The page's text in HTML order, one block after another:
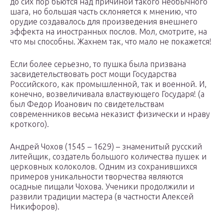
шага, но большая часть склоняется к мнению, что
орудие создавалось для произведения внешнего
эффекта на иностранных послов. Мол, смотрите, на
что мы способны. Жахнем так, что мало не покажется!
Если более серьезно, то пушка была призвана
засвидетельствовать рост мощи Государства
Российского, как промышленной, так и военной. И,
конечно, возвеличивала властвующего Государя! (а
был Федор Иоанович по свидетельствам
современников весьма неказист физически и нраву
кроткого).
Андрей Чохов (1545 – 1629) – знаменитый русский
литейщик, создатель большого количества пушек и
церковных колоколов. Одним из сохранившихся
примеров уникальности творчества являются
осадные пищали Чохова. Ученики продолжили и
развили традиции мастера (в частности Алексей
Никифоров).